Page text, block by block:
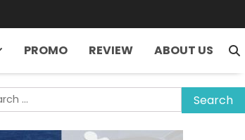
PROMO REVIEW ABOUT US